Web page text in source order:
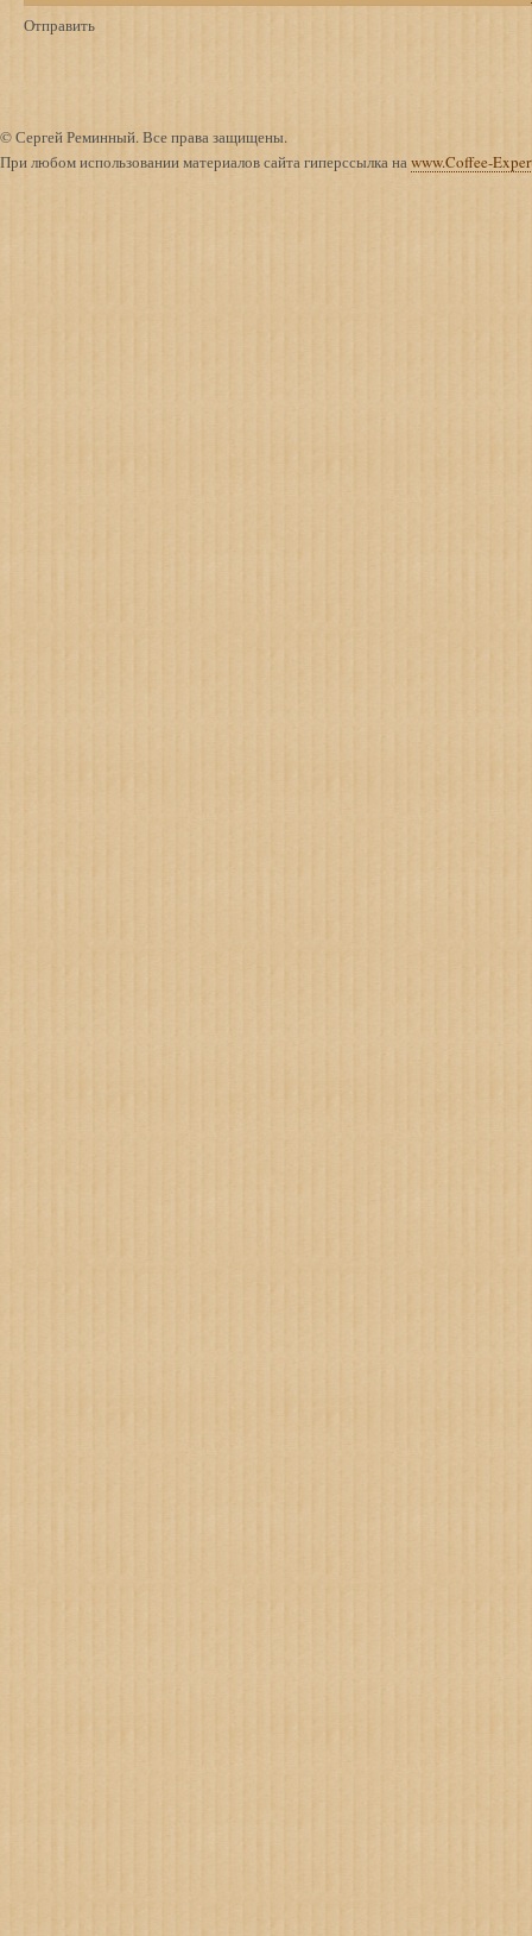
© Сергей Реминный. Все права защищены.
При любом использовании материалов сайта гиперссылка наwww.Coffee-